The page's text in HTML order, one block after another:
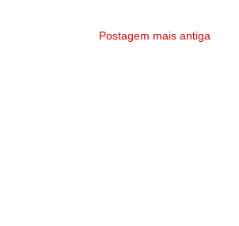
Postagem mais antiga